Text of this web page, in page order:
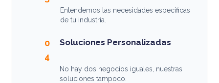
Entendemos las necesidades específicas
de tu industria.
0
4
Soluciones Personalizadas
No hay dos negocios iguales, nuestras
soluciones tampoco.